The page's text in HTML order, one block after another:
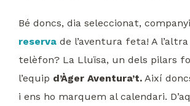
Bé doncs, dia seleccionat,
reserva de l’aventura feta! A
telèfon? La Lluïsa, un dels pilars
l’equip d’Àger Aventura’t.Així
i ens ho marquem al calendari.